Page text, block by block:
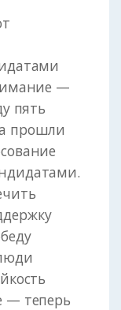
—
пять
прошли
— теперь